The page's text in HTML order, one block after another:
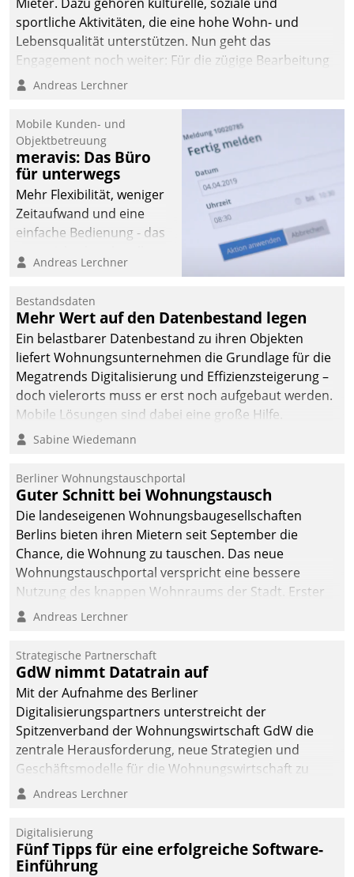
sportliche Aktivitäten, die eine hohe Wohn- und
Lebensqualität unterstützen. Nun geht das
Engagement noch weiter: Für die zügige Bearbeitung
von Beschwerden – oder Lob – richtet das
und Beschwerde-Management einen eigenen Kanal
ein.
Andreas Lerchner
Mobile Kunden- und
Objektbetreuung
meravis: Das Büro
für unterwegs
Mehr Flexibilität, weniger
Zeitaufwand und eine
einfache Bedienung - das
Cockpit für mobile
Datatrain. Die meravis
Wohnungsbau- und
Immobilien GmbH hat
sich dabei für den Betrieb
der Lösung über die SAP
Cloud Platform
entschieden - als erstes
Unternehmen am
Andreas Lerchner
Bestandsdaten
Mehr Wert auf den Datenbestand legen
Ein belastbarer Datenbestand zu ihren Objekten
liefert Wohnungsunternehmen die Grundlage für die
Megatrends Digitalisierung und Effizienzsteigerung –
doch vielerorts muss er erst noch aufgebaut werden.
Mobile Lösungen sind dabei eine große Hilfe.
Sabine Wiedemann
Berliner Wohnungstauschportal
Guter Schnitt bei Wohnungstausch
Die landeseigenen Wohnungsbaugesellschaften
Berlins bieten ihren Mietern seit September die
Chance, die Wohnung zu tauschen. Das neue
Wohnungstauschportal verspricht eine bessere
Nutzung des knappen Wohnraums der Stadt. Erster
Anwendungsfall für Datatrains Lösung API-Hub mit
Unternehmen.
Andreas Lerchner
Strategische Partnerschaft
GdW nimmt Datatrain auf
Mit der Aufnahme des Berliner
Digitalisierungspartners unterstreicht der
Spitzenverband der Wohnungswirtschaft GdW die
zentrale Herausforderung, neue Strategien und
Geschäftsmodelle für die Wohnungswirtschaft zu
entwickeln.
Andreas Lerchner
Digitalisierung
Fünf Tipps für eine erfolgreiche Software-
Einführung